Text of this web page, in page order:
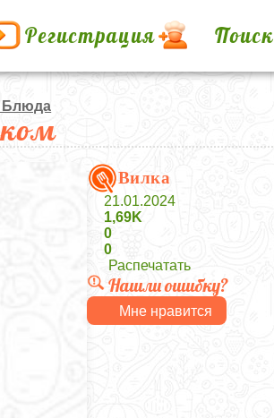
Регистрация Поиск
Блюда
Вилка
21.01.2024
1,69K
0
0
Распечатать
Нашли ошибку?
Мне нравится